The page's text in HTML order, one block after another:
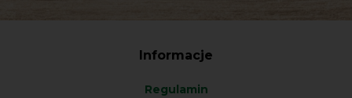
Informacje
Regulamin